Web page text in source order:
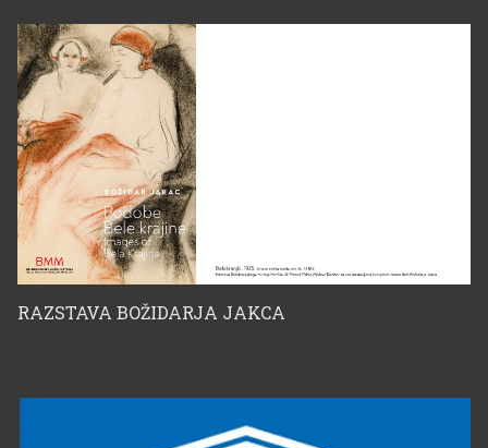
reproducirana dela
Božidarja Jakca
RAZSTAVA BOŽIDARJA JAKCA